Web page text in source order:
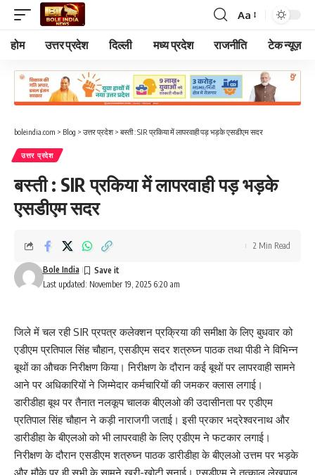
Font
Resizer
Aa
होम उत्तर प्रदेश दिल्ली मध्य प्रदेश राजनीति टेक न्यूज़
boleindia.com > Blog > उत्तर प्रदेश> बस्ती : SIR प्रकिया में लापरवाही पड़ भड़के एसडीएम सदर
उत्तर प्रदेश
बस्ती : SIR प्रकिया में लापरवाही पड़ भड़के
एसडीएम सदर
Last updated: November 19, 2025 6:20 am
Bole India
2 Min Read
जिले में चल रही SIR प्रपत्र कलेक्शन प्रक्रिया की समीक्षा के लिए बुधवार को
एडीएम प्रतिपाल सिंह चौहान, एसडीएम सदर शत्रुघ्न पाठक तथा पीडी ने विभिन्न
बूथों का औचक निरीक्षण किया। निरीक्षण के दौरान कई बूथों पर लापरवाही सामने
आने पर अधिकारियों ने जिम्मेदार कर्मचारियों की जमकर क्लास लगाई।
डारीडीहा बूथ पर तैनात नलकूप चालक बीएलओ की उदासीनता पर एडीएम
प्रतिपाल सिंह चौहान ने कड़ी नाराजगी जताई। इसी प्रकार भद्रेश्वरनाथ और
डारीडीहा के बीएलओ को भी लापरवाही के लिए एडीएम ने फटकार लगाई।
निरीक्षण के दौरान एसडीएम शत्रुघ्न पाठक डारीडीहा के बीएलओ उत्तम पर भड़के